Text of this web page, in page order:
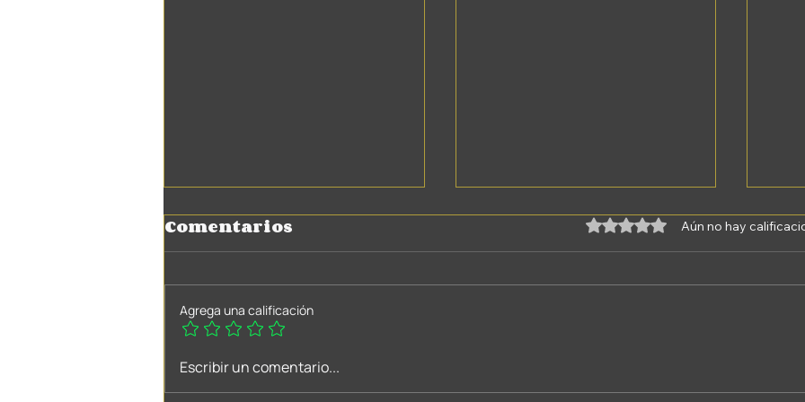
100% Servicio
Comentarios Obtuvo 0 de 5 estrellas.
Aún no hay
Agrega una calificación
Escribir un comentario...